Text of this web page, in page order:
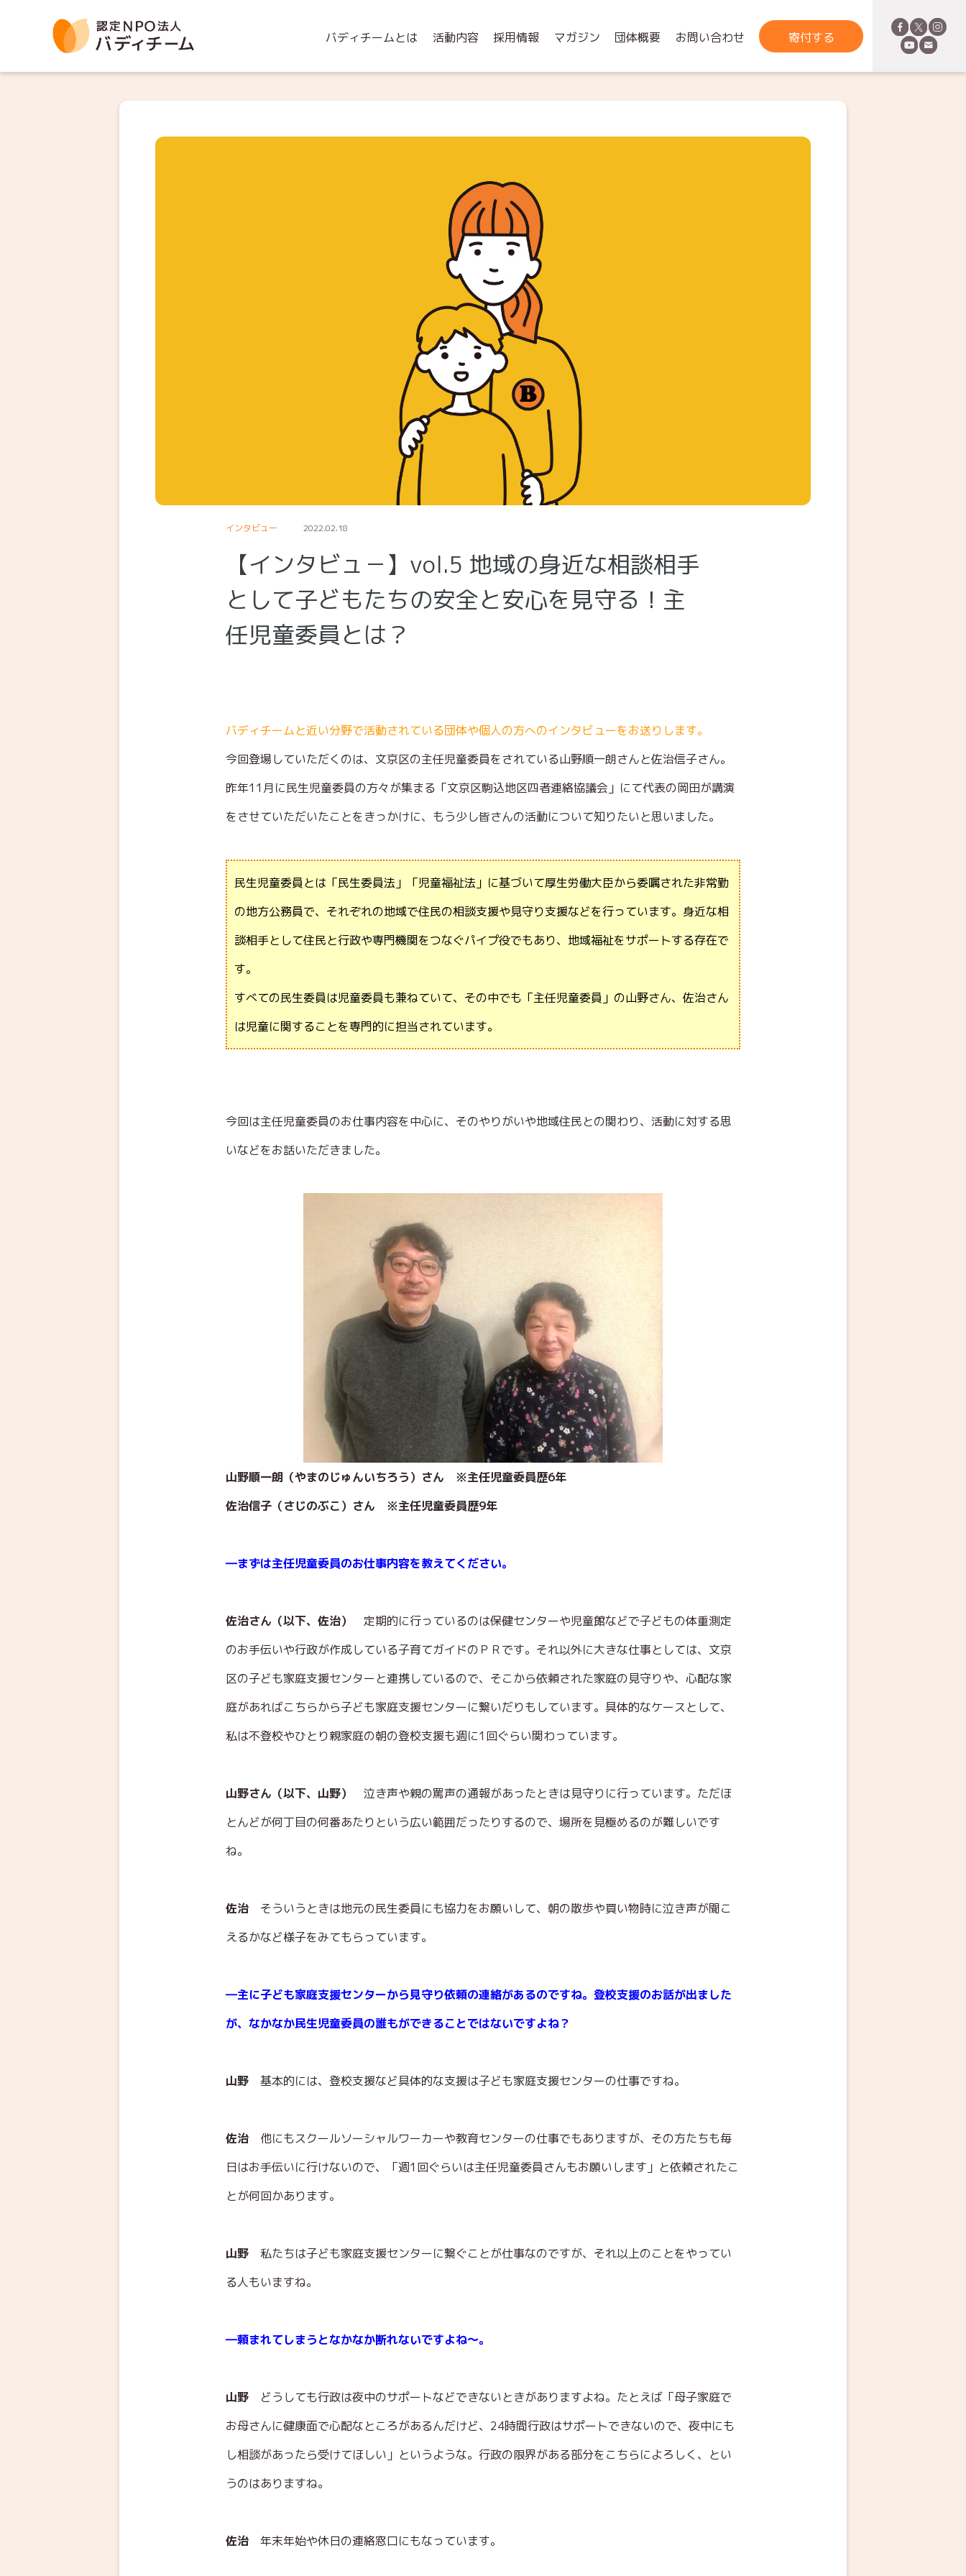
バディチームとは 活動内容 採用情報 マガジン 団体概要 お問い合わせ 寄付する
インタビュー 2022.02.18
【インタビュ－】vol.5 地域の身近な相談相手
として子どもたちの安全と安心を見守る！主
任児童委員とは？
バディチームと近い分野で活動されている団体や個人の方へのインタビューをお送りします。
今回登場していただくのは、文京区の主任児童委員をされている山野順一朗さんと佐治信子さん。
昨年11月に民生児童委員の方々が集まる「文京区駒込地区四者連絡協議会」にて代表の岡田が講演
をさせていただいたことをきっかけに、もう少し皆さんの活動について知りたいと思いました。
民生児童委員とは「民生委員法」「児童福祉法」に基づいて厚生労働大臣から委嘱された非常勤
の地方公務員で、それぞれの地域で住民の相談支援や見守り支援などを行っています。身近な相
談相手として住民と行政や専門機関をつなぐパイプ役でもあり、地域福祉をサポートする存在で
す。
すべての民生委員は児童委員も兼ねていて、その中でも「主任児童委員」の山野さん、佐治さん
は児童に関することを専門的に担当されています。
今回は主任児童委員のお仕事内容を中心に、そのやりがいや地域住民との関わり、活動に対する思
いなどをお話いただきました。
山野順一朗（やまのじゅんいちろう）さん ※主任児童委員歴6年
佐治信子（さじのぶこ）さん ※主任児童委員歴9年
―まずは主任児童委員のお仕事内容を教えてください。
佐治さん（以下、佐治）
定期的に行っているのは保健センターや児童館などで子どもの体重測定
のお手伝いや行政が作成している子育てガイドのＰＲです。それ以外に大きな仕事としては、文京
区の子ども家庭支援センターと連携しているので、そこから依頼された家庭の見守りや、心配な家
庭があればこちらから子ども家庭支援センターに繋いだりもしています。具体的なケースとして、
私は不登校やひとり親家庭の朝の登校支援も週に1回ぐらい関わっています。
山野さん（以下、山野） 泣き声や親の罵声の通報があったときは見守りに行っています。ただほ
とんどが何丁目の何番あたりという広い範囲だったりするので、場所を見極めるのが難しいです
ね。
佐治 そういうときは地元の民生委員にも協力をお願いして、朝の散歩や買い物時に泣き声が聞こ
えるかなど様子をみてもらっています。
―主に子ども家庭支援センターから見守り依頼の連絡があるのですね。 登校支援のお話が出ました
が、なかなか民生児童委員の誰もができることではないですよね？
山野 基本的には、登校支援など具体的な支援は子ども家庭支援センターの仕事ですね。
佐治 他にもスクールソーシャルワーカーや教育センターの仕事でもありますが、その方たちも毎
日はお手伝いに行けないので、「週1回ぐらいは主任児童委員さんもお願いします」と依頼されたこ
とが何回かあります。
山野 私たちは子ども家庭支援センターに繋ぐことが仕事なのですが、それ以上のことをやってい
る人もいますね。
―頼まれてしまうとなかなか断れないですよね～。
山野 どうしても行政は夜中のサポートなどできないときがありますよね。たとえば「母子家庭で
お母さんに健康面で心配なところがあるんだけど、24時間行政はサポートできないので、夜中にも
し相談があったら受けてほしい」というような。行政の限界がある部分をこちらによろしく、とい
うのはありますね。
佐治 年末年始や休日の連絡窓口にもなっています。